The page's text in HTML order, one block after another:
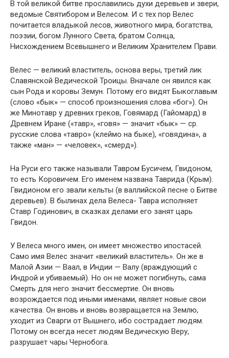
В той великой битве прославились духи деревьев и звери,
ведомые Святибором и Велесом. И с тех пор Велес
почитается владыкой лесов, животного мира, богатства,
поэзии, богом Лунного Света, братом Солнца,
Нисхождением Всевышнего и Великим Хранителем Прави.
Велес — великий властитель, основа веры, третий лик
Славянской Ведической Троицы. Вначале он явился как
сын Рода и коровы Земун. Потому его видят Быкоглавым
(слово «бык» — способ произношения слова «бог»). Он
же Минотавр у древних греков, Говямард (Гайомард) в
Древнем Иране («тавр», «говя» — значит «бык» — ср.
русские слова «тавро» (клеймо на быке), «говядина», а
также «ман» — «человек», «смерд»).
На Руси его также называли Тавром Бусичем, Гвидоном,
то есть Коровичем. Его именем названа Таврида (Крым).
Гвидионом его звали кельты (в валлийской песне о Битве
деревьев). В былинах дела Велеса- Тавра исполняет
Ставр Годинович, в сказках делами его занят царь
Гвидон.
У Велеса много имен, он имеет множество ипостасей.
Само имя Велес значит «великий властитель». Он же в
Малой Азии — Ваал, в Индии — Валу (враждующий с
Индрой и убиваемый). Но он не может погибнуть, сама
Смерть для него значит бессмертие. Он вновь
возрождается под иными именами, являет новые свои
качества. Он вновь и вновь возвращается на Землю,
уходит из Сварги от Вышнего, ибо сострадает людям.
Потому он всегда несет людям Ведическую Веру,
разрушает чары Чернобога.